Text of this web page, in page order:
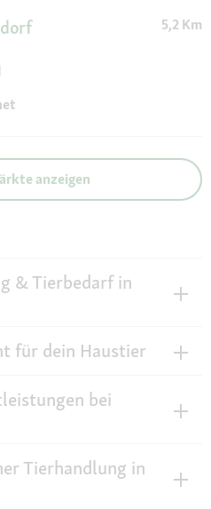
5,2 Km
anzeigen
& Tierbedarf in
für dein Haustier
bei
Tierhandlung in